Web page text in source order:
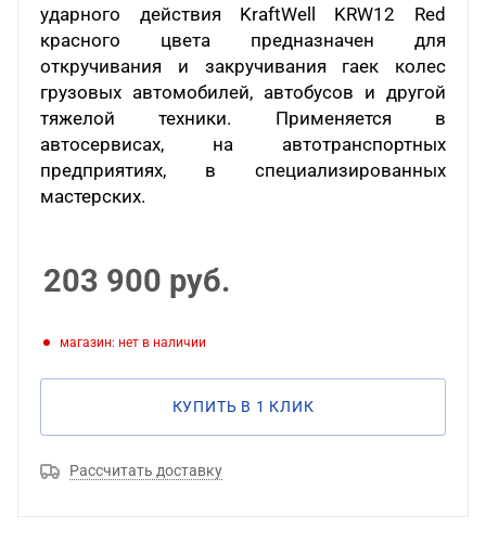
ударного действия KraftWell KRW12 Red
красного цвета предназначен для
откручивания и закручивания гаек колес
грузовых автомобилей, автобусов и другой
тяжелой техники. Применяется в
автосервисах, на автотранспортных
предприятиях, в специализированных
мастерских.
203 900 руб.
Магазин: нет в наличии
КУПИТЬ В 1 КЛИК
Рассчитать доставку